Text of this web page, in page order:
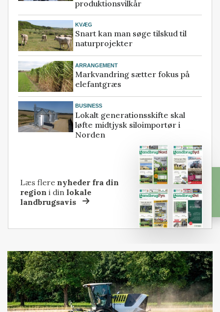
produktionsvilkår
KVÆG
Snart kan man søge tilskud til
naturprojekter
ARRANGEMENT
Markvandring sætter fokus på
elefantgræs
BUSINESS
Lokalt generationsskifte skal
løfte midtjysk siloimportør i
Norden
Læs flere nyheder fra din
region i dinlokale
landbrugsavis